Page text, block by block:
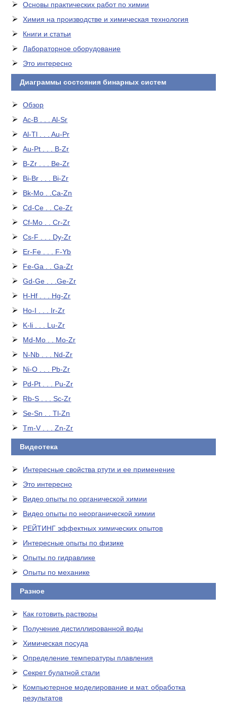
Основы практических работ по химии
Химия на производстве и химическая технология
Книги и статьи
Лабораторное оборудование
Это интересно
Диаграммы состояния бинарных систем
Обзор
Ac-B . . . Al-Sr
Al-Tl . . . Au-Pr
Au-Pt . . . B-Zr
B-Zr . . . Be-Zr
Bi-Br . . . Bi-Zr
Bk-Mo . .Ca-Zn
Cd-Ce . . Ce-Zr
Cf-Mo . . Cr-Zr
Cs-F . . . Dy-Zr
Er-Fe . . . F-Yb
Fe-Ga . . Ga-Zr
Gd-Ge . . .Ge-Zr
H-Hf . . . Hg-Zr
Ho-I . . . Ir-Zr
K-li . . . Lu-Zr
Md-Mo . . Mo-Zr
N-Nb . . . Nd-Zr
Ni-O . . . Pb-Zr
Pd-Pt . . . Pu-Zr
Rb-S . . . Sc-Zr
Se-Sn . . Tl-Zn
Tm-V . . . Zn-Zr
Видеотека
Интересные свойства ртути и ее применение
Это интересно
Видео опыты по органической химии
Видео опыты по неорганической химии
РЕЙТИНГ эффектных химических опытов
Интересные опыты по физике
Опыты по гидравлике
Опыты по механике
Разное
Как готовить растворы
Получение дистиллированной воды
Химическая посуда
Определение температуры плавления
Секрет булатной стали
Компьютерное моделирование и мат. обработка
результатов